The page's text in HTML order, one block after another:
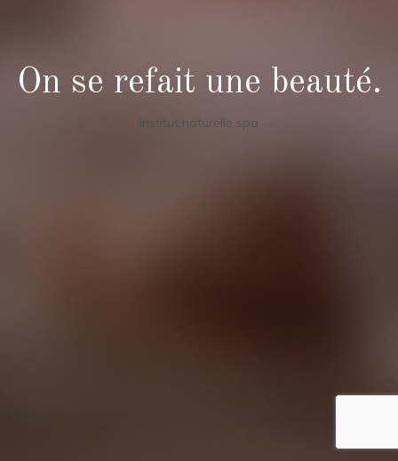
On se refait une beauté.
institut naturelle spa